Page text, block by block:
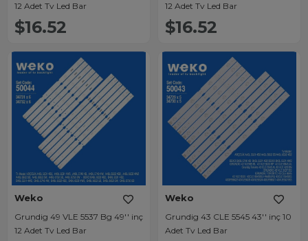
12 Adet Tv Led Bar
$16.52
12 Adet Tv Led Bar
$16.52
Weko
Grundig 49 VLE 5537 Bg 49'' inç
12 Adet Tv Led Bar
Weko
Grundig 43 CLE 5545 43'' inç 10
Adet Tv Led Bar